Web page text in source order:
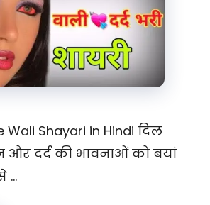
Wali Shayari in Hindi दिल
दर्द की भावनाओं को बयां
…